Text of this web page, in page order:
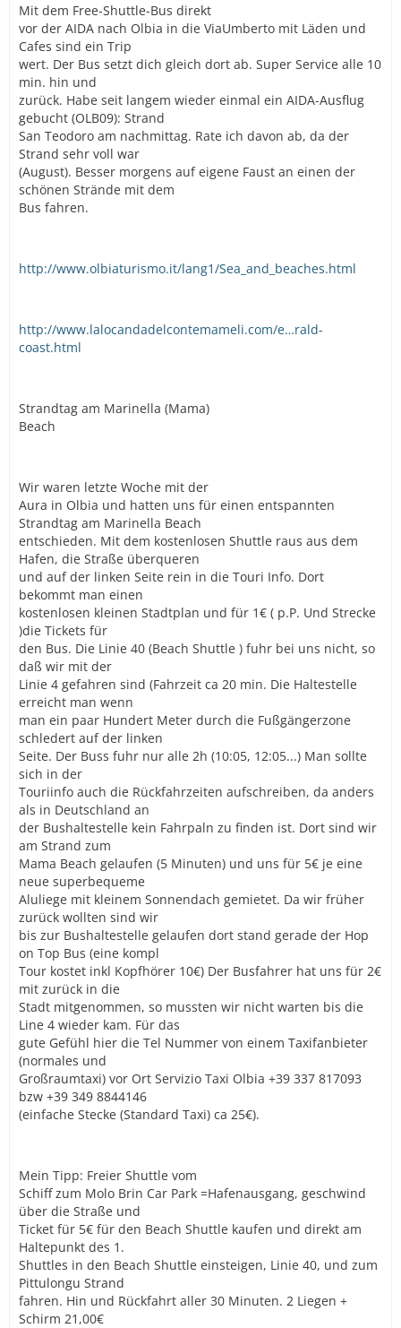
Mit dem Free-Shuttle-Bus direkt
vor der AIDA nach Olbia in die ViaUmberto mit Läden und
Cafes sind ein Trip
wert. Der Bus setzt dich gleich dort ab. Super Service alle 10
min. hin und
zurück. Habe seit langem wieder einmal ein AIDA-Ausflug
gebucht (OLB09): Strand
San Teodoro am nachmittag. Rate ich davon ab, da der
Strand sehr voll war
(August). Besser morgens auf eigene Faust an einen der
schönen Strände mit dem
Bus fahren.
http://www.olbiaturismo.it/lang1/Sea_and_beaches.html
http://www.lalocandadelcontemameli.com/e…rald-
coast.html
Strandtag am Marinella (Mama)
Beach
Wir waren letzte Woche mit der
Aura in Olbia und hatten uns für einen entspannten
Strandtag am Marinella Beach
entschieden. Mit dem kostenlosen Shuttle raus aus dem
Hafen, die Straße überqueren
und auf der linken Seite rein in die Touri Info. Dort
bekommt man einen
kostenlosen kleinen Stadtplan und für 1€ ( p.P. Und Strecke
)die Tickets für
den Bus. Die Linie 40 (Beach Shuttle ) fuhr bei uns nicht, so
daß wir mit der
Linie 4 gefahren sind (Fahrzeit ca 20 min. Die Haltestelle
erreicht man wenn
man ein paar Hundert Meter durch die Fußgängerzone
schledert auf der linken
Seite. Der Buss fuhr nur alle 2h (10:05, 12:05...) Man sollte
sich in der
Touriinfo auch die Rückfahrzeiten aufschreiben, da anders
als in Deutschland an
der Bushaltestelle kein Fahrpaln zu finden ist. Dort sind wir
am Strand zum
Mama Beach gelaufen (5 Minuten) und uns für 5€ je eine
neue superbequeme
Aluliege mit kleinem Sonnendach gemietet. Da wir früher
zurück wollten sind wir
bis zur Bushaltestelle gelaufen dort stand gerade der Hop
on Top Bus (eine kompl
Tour kostet inkl Kopfhörer 10€) Der Busfahrer hat uns für 2€
mit zurück in die
Stadt mitgenommen, so mussten wir nicht warten bis die
Line 4 wieder kam. Für das
gute Gefühl hier die Tel Nummer von einem Taxifanbieter
(normales und
Großraumtaxi) vor Ort Servizio Taxi Olbia +39 337 817093
bzw +39 349 8844146
(einfache Stecke (Standard Taxi) ca 25€).
Mein Tipp: Freier Shuttle vom
Schiff zum Molo Brin Car Park =Hafenausgang, geschwind
über die Straße und
Ticket für 5€ für den Beach Shuttle kaufen und direkt am
Haltepunkt des 1.
Shuttles in den Beach Shuttle einsteigen, Linie 40, und zum
Pittulongu Strand
fahren. Hin und Rückfahrt aller 30 Minuten. 2 Liegen +
Schirm 21,00€